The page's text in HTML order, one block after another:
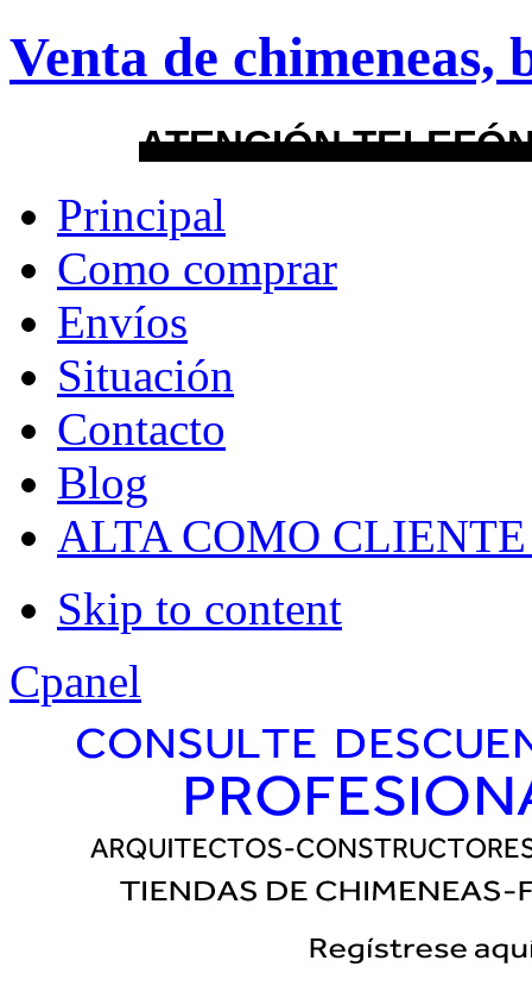
Venta de chimeneas,
ATENCIÓN
Principal
Como comprar
Envíos
Situación
Contacto
Blog
ALTA COMO
Skip to content
About Guides FAQs
Layout
default
android
Menu Style
Mega
Css
Dropline
Split
Cpanel